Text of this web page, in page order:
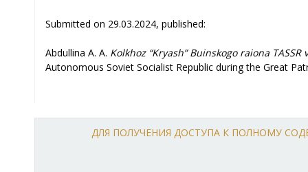
Submitted on 29.03.2024, published:
Abdullina A. A. Kolkhoz “Kryash” Buinskogo raiona
Autonomous Soviet Socialist Republic during the Great
ДЛЯ ПОЛУЧЕНИЯ ДОСТУПА К ПОЛНОМУ